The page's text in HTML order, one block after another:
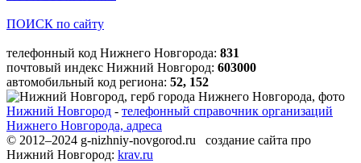
ПОИСК по сайту
телефонный код Нижнего Новгорода: 831
почтовый индекс Нижний Новгород: 603000
автомобильный код региона: 52, 152
Нижний Новгород - телефонный справочник организаций
Нижнего Новгорода, адреса
© 2012–2024 g-nizhniy-novgorod.ru создание сайта про
Нижний Новгород: krav.ru